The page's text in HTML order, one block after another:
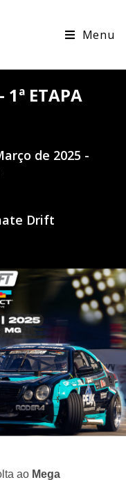
Menu
1ª ETAPA
de 2025 -
Drift
ao Mega